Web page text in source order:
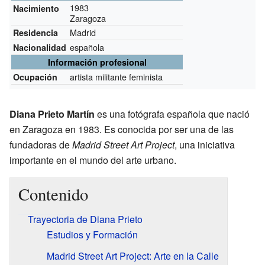
Nacimiento
1983
Zaragoza
Residencia Madrid
Nacionalidad española
Información profesional
Ocupación
artista militante feminista
Diana Prieto Martín es una fotógrafa española que nació
en Zaragoza en 1983. Es conocida por ser una de las
fundadoras deMadrid Street Art Project, una iniciativa
importante en el mundo del arte urbano.
Contenido
Trayectoria de Diana Prieto
Estudios y Formación
Madrid Street Art Project: Arte en la Calle